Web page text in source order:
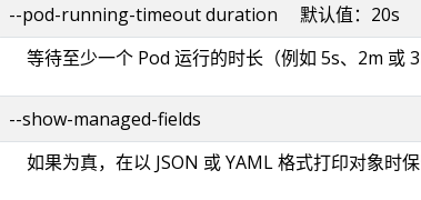
--pod-running-timeout duration 默认值：20s
等待至少一个 Pod 运行的时长（例如 5s、2m 或
--show-managed-fields
如果为真，在以 JSON 或 YAML 格式打印对象时